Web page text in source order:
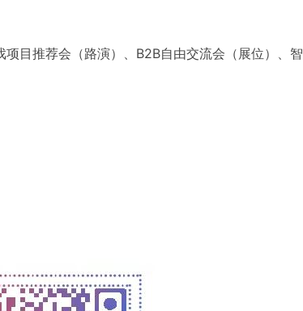
目推荐会（路演）、B2B自由交流会（展位）、智